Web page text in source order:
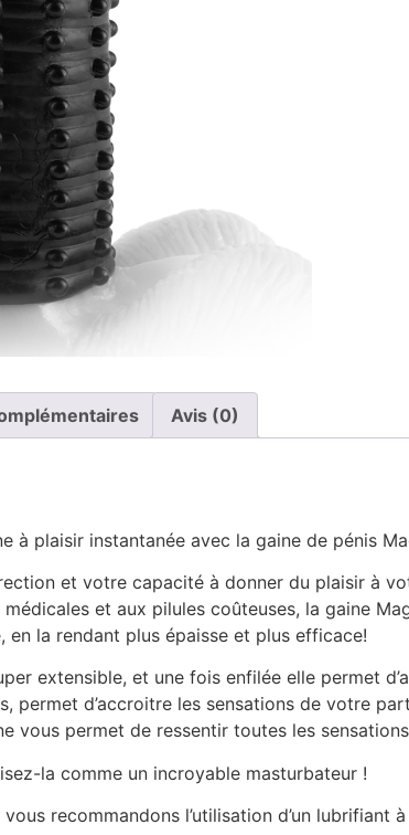
Avis (0)
à plaisir instantanée avec la gaine de pénis
et votre capacité à donner du plaisir à
et aux pilules coûteuses, la gaine
en la rendant plus épaisse et plus efficace!
extensible, et une fois enfilée elle permet
permet d’accroitre les sensations de votre
vous permet de ressentir toutes les
la comme un incroyable masturbateur !
recommandons l’utilisation d’un lubrifiant à